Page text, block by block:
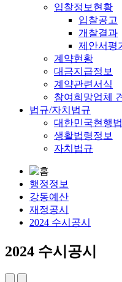
입찰정보현황
입찰공고
개찰결과
제안서평
계약현황
대금지급정보
계약관련서식
참여희망업체
법규/자치법규
대한민국현행
생활법령정보
자치법규
행정정보
강동예산
재정공시
2024 수시공시
2024 수시공시